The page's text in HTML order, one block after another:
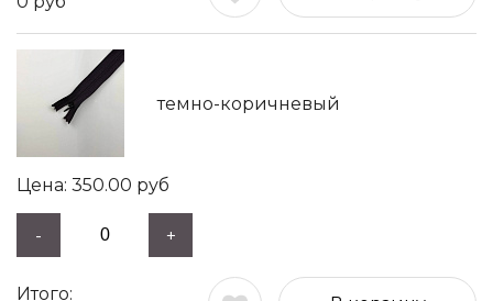
темно-коричневый
350.00 руб
- +